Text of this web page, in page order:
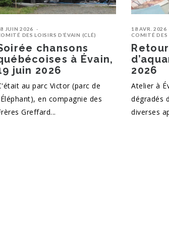
JUIN 2026
DES LOISIRS D’ÉVAIN (CLÉ)
chansons
à Évain,
juin 2026
au parc Victor (parc de
en compagnie des
Greffard...
18 AVR. 2026
COMITÉ DES
2026
Atelier à
dégradés
diverses